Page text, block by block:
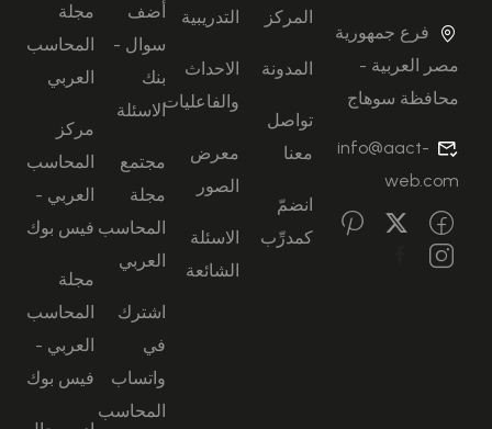
فرع جمهورية
مصر العربية -
محافظة سوهاج
info@aact-
web.com
المركز
المدونة
تواصل
معنا
انضمّ
كمدرِّب
التدريبية
الاحداث
والفاعليات
معرض
الصور
الاسئلة
الشائعة
أضف
سوال -
بنك
الاسئلة
مجتمع
مجلة
المحاسب
العربي
اشترك
في
واتساب
المحاسب
مجلة
المحاسب
العربي
مركز
المحاسب
العربي -
فيس بوك
مجلة
المحاسب
العربي -
فيس بوك